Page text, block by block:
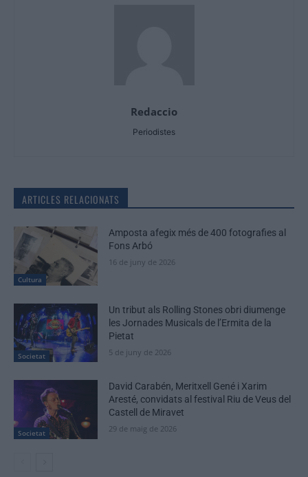
Redaccio
Periodistes
ARTICLES RELACIONATS
Cultura
Amposta afegix més de 400 fotografies al
Fons Arbó
16 de juny de 2026
Societat
Un tribut als Rolling Stones obri diumenge
les Jornades Musicals de l’Ermita de la
Pietat
5 de juny de 2026
Societat
David Carabén, Meritxell Gené i Xarim
Aresté, convidats al festival Riu de Veus del
Castell de Miravet
29 de maig de 2026